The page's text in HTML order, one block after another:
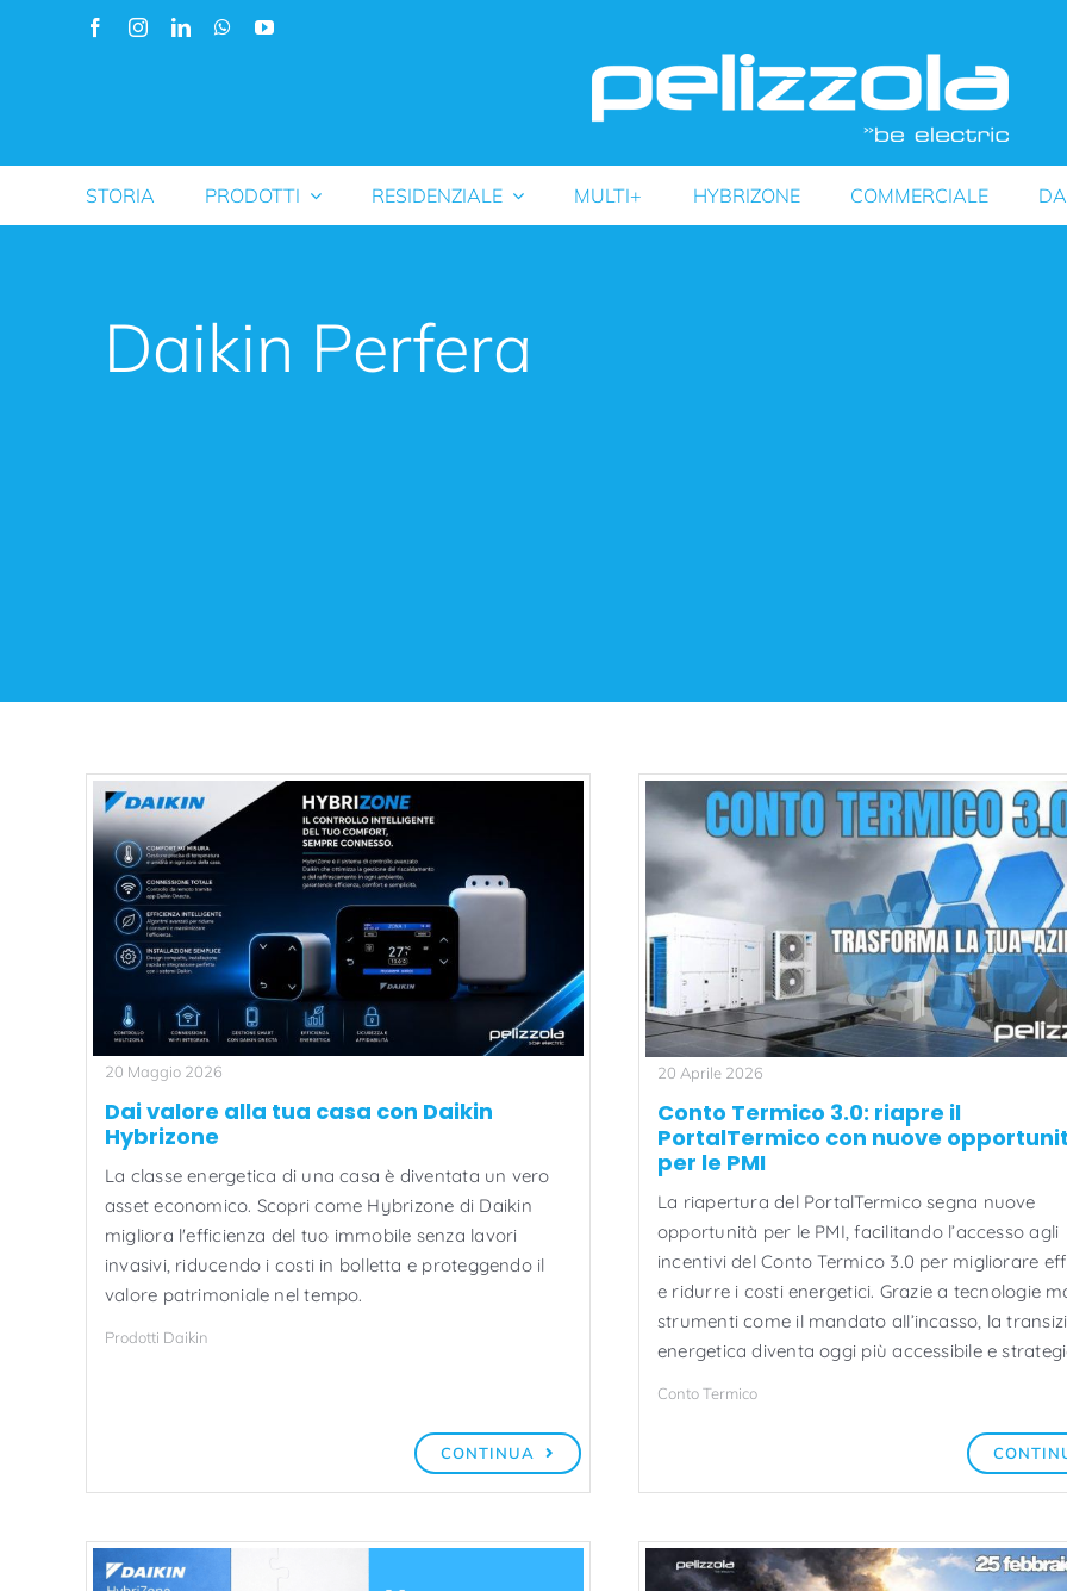
STORIA PRODOTTI RESIDENZIALE MULTI+ HYBRIZONE COMMERCIALE
Daikin Perfera
20 Maggio 2026
Dai valore alla tua casa con Daikin
Hybrizone
La classe energetica di una casa è diventata un vero
asset economico. Scopri come Hybrizone di Daikin
migliora l'efficienza del tuo immobile senza lavori
invasivi, riducendo i costi in bolletta e proteggendo il
valore patrimoniale nel tempo.
Prodotti Daikin
CONTINUA
20 Aprile 2026
Conto Termico 3.0: riapre il
PortalTermico con nuove
per le PMI
La riapertura del PortalTermico segna nuove
opportunità per le PMI, facilitando l’accesso agli
incentivi del Conto Termico 3.0 per migliorare
e ridurre i costi energetici. Grazie a tecnologie
strumenti come il mandato all’incasso, la
energetica diventa oggi più accessibile e
Conto Termico